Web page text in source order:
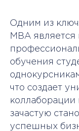
Одним из
MBA
обучения
что создает
коллаборации
зачастую
успешных